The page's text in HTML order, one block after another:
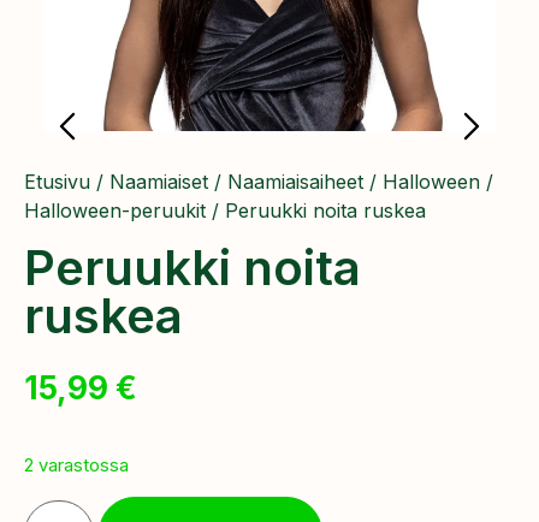
Etusivu / Naamiaiset / Naamiaisaiheet / Halloween /
Halloween-peruukit / Peruukki noita ruskea
Peruukki noita
ruskea
15,99 €
2 varastossa